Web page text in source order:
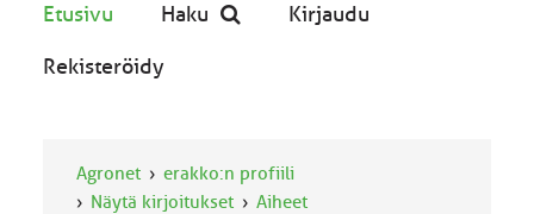
Etusivu Haku Kirjaudu
Rekisteröidy
Agronet
erakko:n profiili
Näytä kirjoitukset
Aiheet